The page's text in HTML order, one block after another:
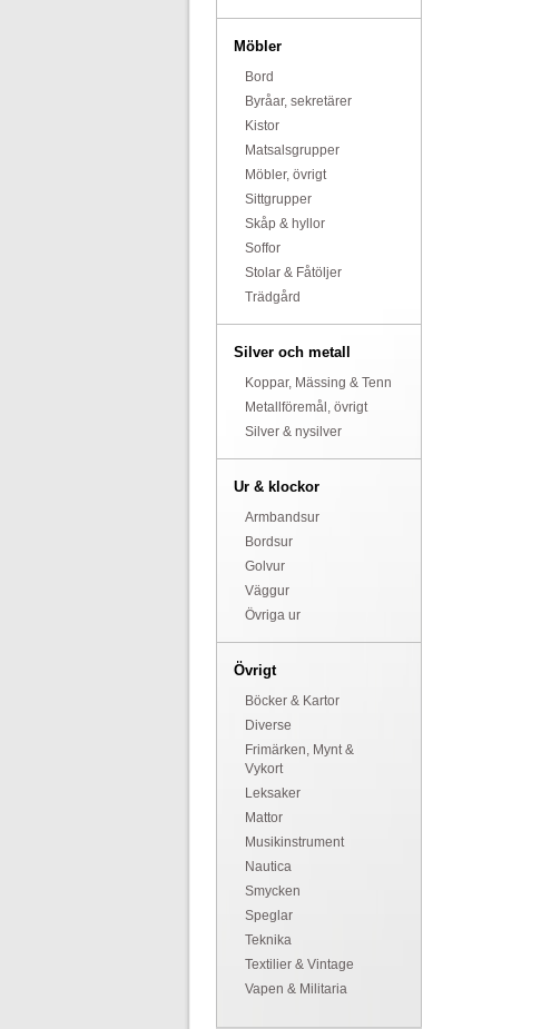
Möbler
Bord
Byråar, sekretärer
Kistor
Matsalsgrupper
Möbler, övrigt
Sittgrupper
Skåp & hyllor
Soffor
Stolar & Fåtöljer
Trädgård
Silver och metall
Koppar, Mässing & Tenn
Metallföremål, övrigt
Silver & nysilver
Ur & klockor
Armbandsur
Bordsur
Golvur
Väggur
Övriga ur
Övrigt
Böcker & Kartor
Diverse
Frimärken, Mynt &
Vykort
Leksaker
Mattor
Musikinstrument
Nautica
Smycken
Speglar
Teknika
Textilier & Vintage
Vapen & Militaria